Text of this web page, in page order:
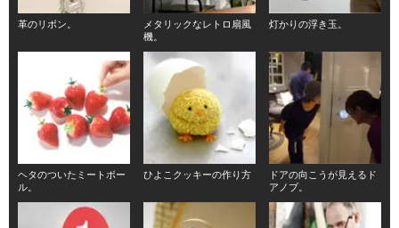
革のリボン。
メタリックなレトロ扇風
機。
灯かりの浮き玉。
ヘタのついたミートボー
ル。
ひよこクッキーの作り方
ドアの向こうが見えるド
アノブ。